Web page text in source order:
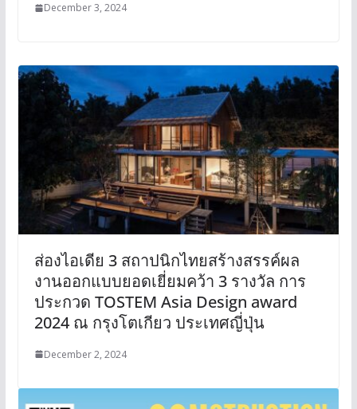
December 3, 2024
ส่องไอเดีย 3 สถาปนิกไทยสร้างสรรค์ผล
งานออกแบบยอดเยี่ยมคว้า 3 รางวัล การ
ประกวด TOSTEM Asia Design award
2024 ณ กรุงโตเกียว ประเทศญี่ปุ่น
December 2, 2024